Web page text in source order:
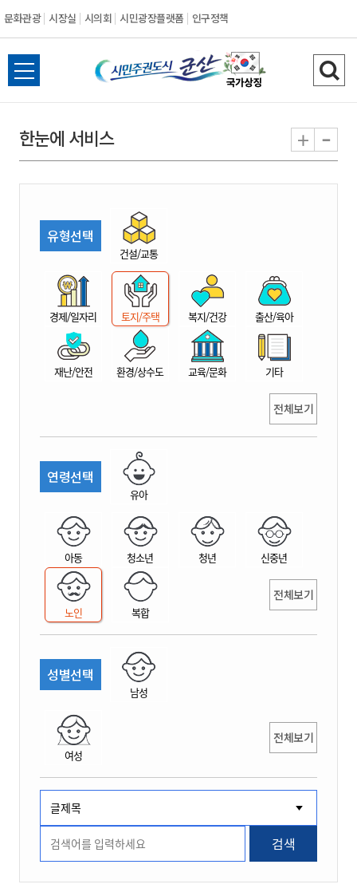
문화관광 시장실 시의회 시민광장플랫폼 인구정책
시
민
권
시
산
전
체
뉴
열
검
색
기
한눈에 서비스 + -
유형선택
건설/교통
경제/일자리 토지/주택 복지/건강 출산/육아
재난/안전 환경/상수도 교육/문화 기타
전체보기
연령선택
유아
아동 청소년 청년 신중년
노인 복합
전체보기
성별선택
남성
여성
전체보기
검색